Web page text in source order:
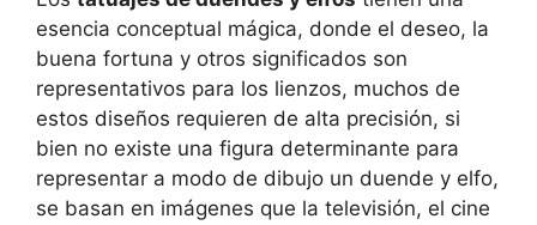
esencia conceptual mágica, donde el deseo, la
buena fortuna y otros significados son
representativos para los lienzos, muchos de
estos diseños requieren de alta precisión, si
bien no existe una figura determinante para
representar a modo de dibujo un duende y elfo,
se basan en imágenes que la televisión, el cine